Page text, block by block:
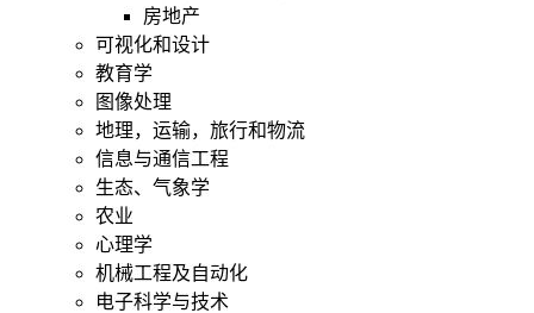
房地产
可视化和设计
教育学
图像处理
地理，运输，旅行和物流
信息与通信工程
生态、气象学
农业
心理学
机械工程及自动化
电子科学与技术